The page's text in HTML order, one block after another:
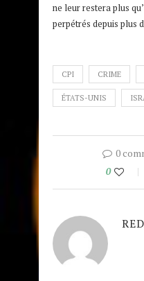
ne leur restera plus
perpétrés depuis plus
CPI CRIME
ÉTATS-UNIS
0
0